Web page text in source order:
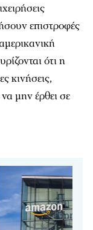
επιστροφές
ότι η
κινήσεις,
μην έρθει σε